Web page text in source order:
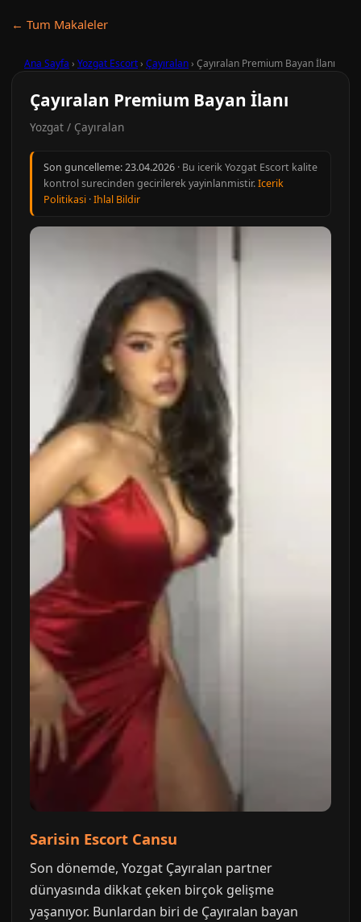
← Tum Makaleler
Ana Sayfa › Yozgat Escort› Çayıralan› Çayıralan Premium Bayan İlanı
Çayıralan Premium Bayan İlanı
Yozgat / Çayıralan
Son guncelleme:23.04.2026 · Bu icerik Yozgat Escort kalite
kontrol surecinden gecirilerek yayinlanmistir.Icerik
Politikasi ·Ihlal Bildir
Sarisin Escort Cansu
Son dönemde, Yozgat Çayıralan partner
dünyasında dikkat çeken birçok gelişme
yaşanıyor. Bunlardan biri de Çayıralan bayan